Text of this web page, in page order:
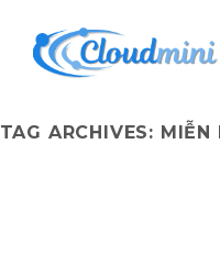
TAG ARCHIVES: MIỄN